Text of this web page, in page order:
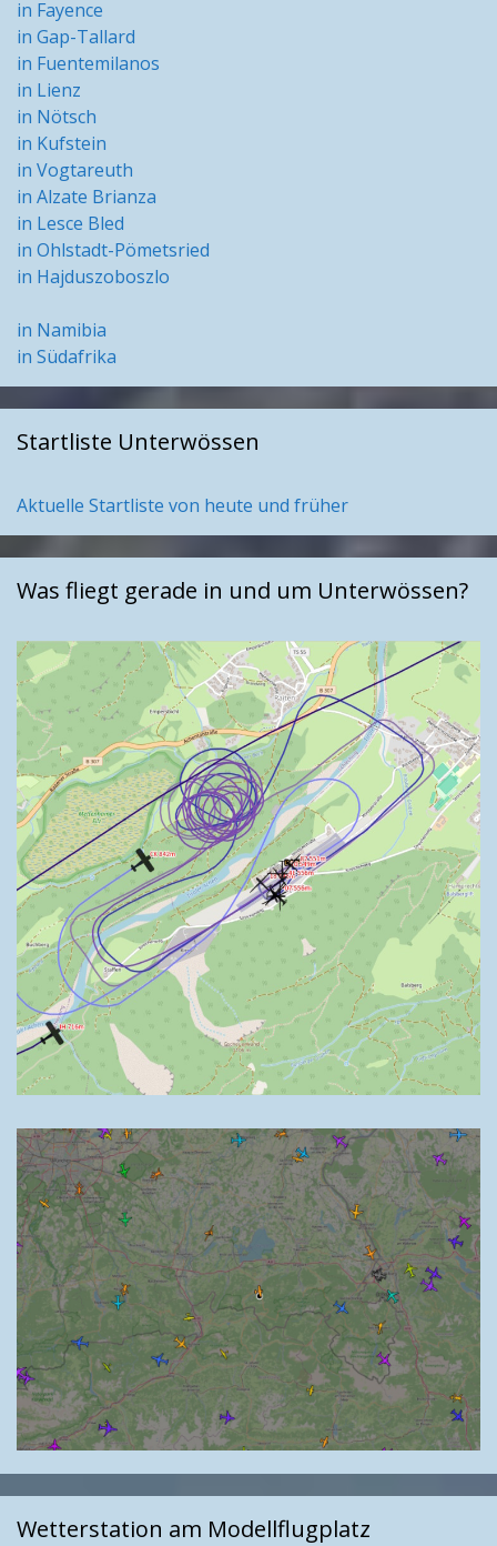
in Fayence
in Gap-Tallard
in Fuentemilanos
in Lienz
in Nötsch
in Kufstein
in Vogtareuth
in Alzate Brianza
in Lesce Bled
in Ohlstadt-Pömetsried
in Hajduszoboszlo
in Namibia
in Südafrika
Startliste Unterwössen
Aktuelle Startliste von heute und früher
Was fliegt gerade in und um Unterwössen?
Wetterstation am Modellflugplatz